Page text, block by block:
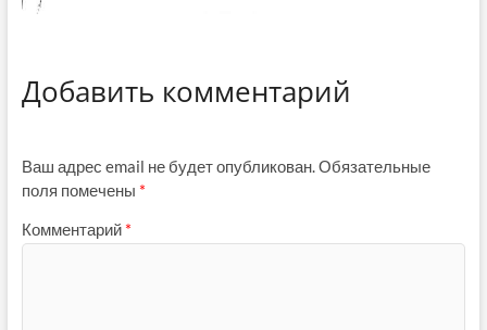
Добавить комментарий
Ваш адрес email не будет опубликован.Обязательные
поля помечены *
Комментарий *